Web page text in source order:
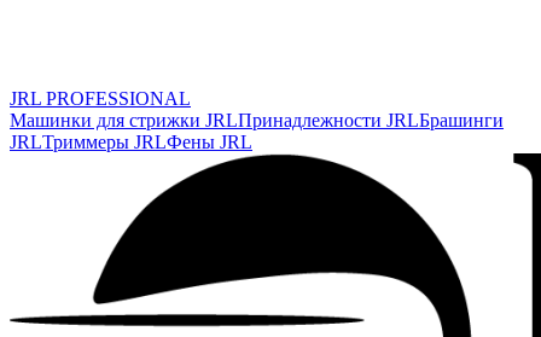
JRL PROFESSIONAL
Машинки для стрижки JRLПринадлежности JRLБрашинги
JRLТриммеры JRLФены JRL